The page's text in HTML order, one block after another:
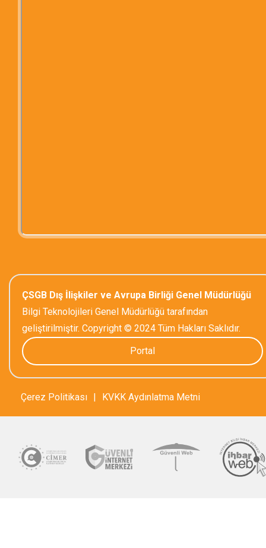
ÇSGB Dış İlişkiler ve Avrupa Birliği Genel Müdürlüğü
Bilgi Teknolojileri Genel Müdürlüğü tarafından
geliştirilmiştir. Copyright © 2024 Tüm Hakları Saklıdır.
Portal
Çerez Politikası KVKK Aydınlatma Metni